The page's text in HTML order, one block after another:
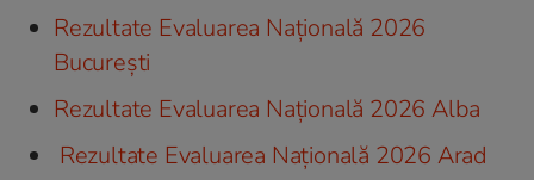
Rezultate Evaluarea Națională 2026
București
Rezultate Evaluarea Națională 2026 Alba
Rezultate Evaluarea Națională 2026 Arad